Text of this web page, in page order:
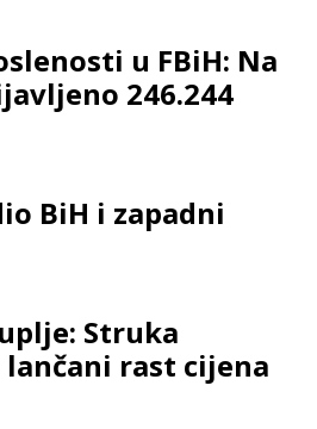
u FBiH: Na
246.244
BiH i zapadni
Struka
lančani rast cijena